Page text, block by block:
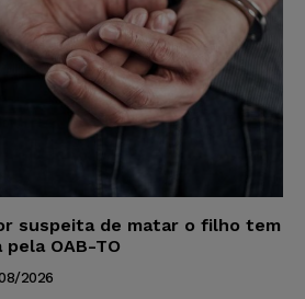
suspeita de matar o filho tem
OAB-TO
2026